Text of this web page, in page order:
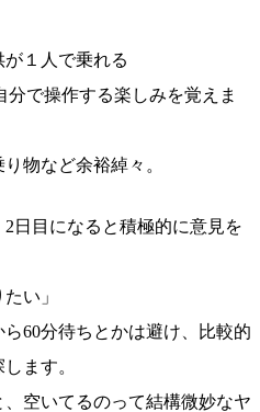
１人で乗れる
分で操作する楽しみを覚えま
物など余裕綽々。
日目になると積極的に意見を
い」
60分待ちとかは避け、比較的
ます。
空いてるのって結構微妙なヤ